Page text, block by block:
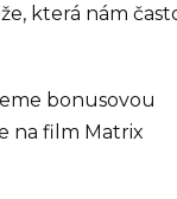
která nám
bonusovou
na film Matrix